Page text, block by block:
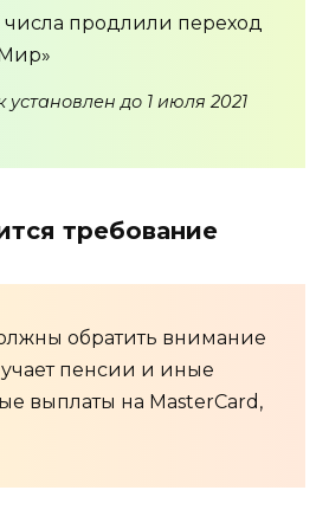
числа продлили переход
до 1 июля 2021
требование
обратить внимание
пенсии и иные
выплаты на MasterCard,